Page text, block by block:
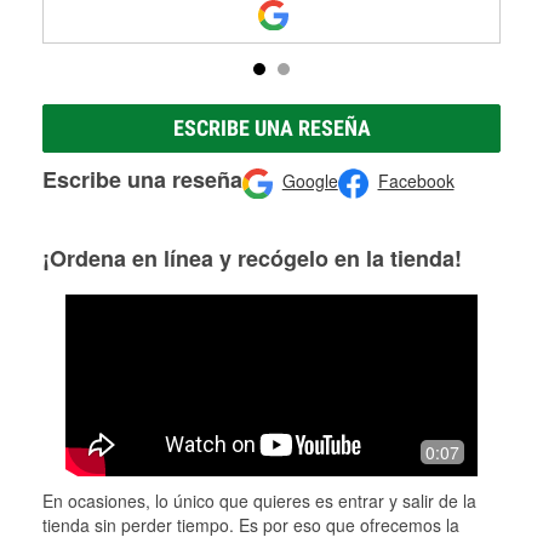
ESCRIBE UNA RESEÑA
Escribe una reseña Google Facebook
¡Ordena en línea y recógelo en la tienda!
0:07
En ocasiones, lo único que quieres es entrar y salir de la
tienda sin perder tiempo. Es por eso que ofrecemos la